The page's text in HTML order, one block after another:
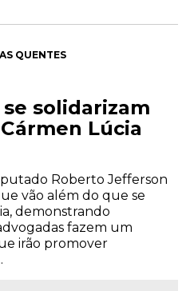
QUENTES
solidarizam
Lúcia
Roberto Jefferson
vão além do que se
demonstrando
fazem um
irão promover